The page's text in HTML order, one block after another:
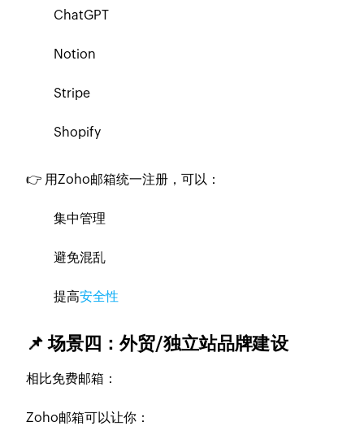
ChatGPT
Notion
Stripe
Shopify
👉 用Zoho邮箱统一注册，可以：
集中管理
避免混乱
提高安全性
📌 场景四：外贸/独立站品牌建设
相比免费邮箱：
Zoho邮箱可以让你：